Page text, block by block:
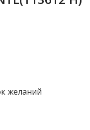
желаний